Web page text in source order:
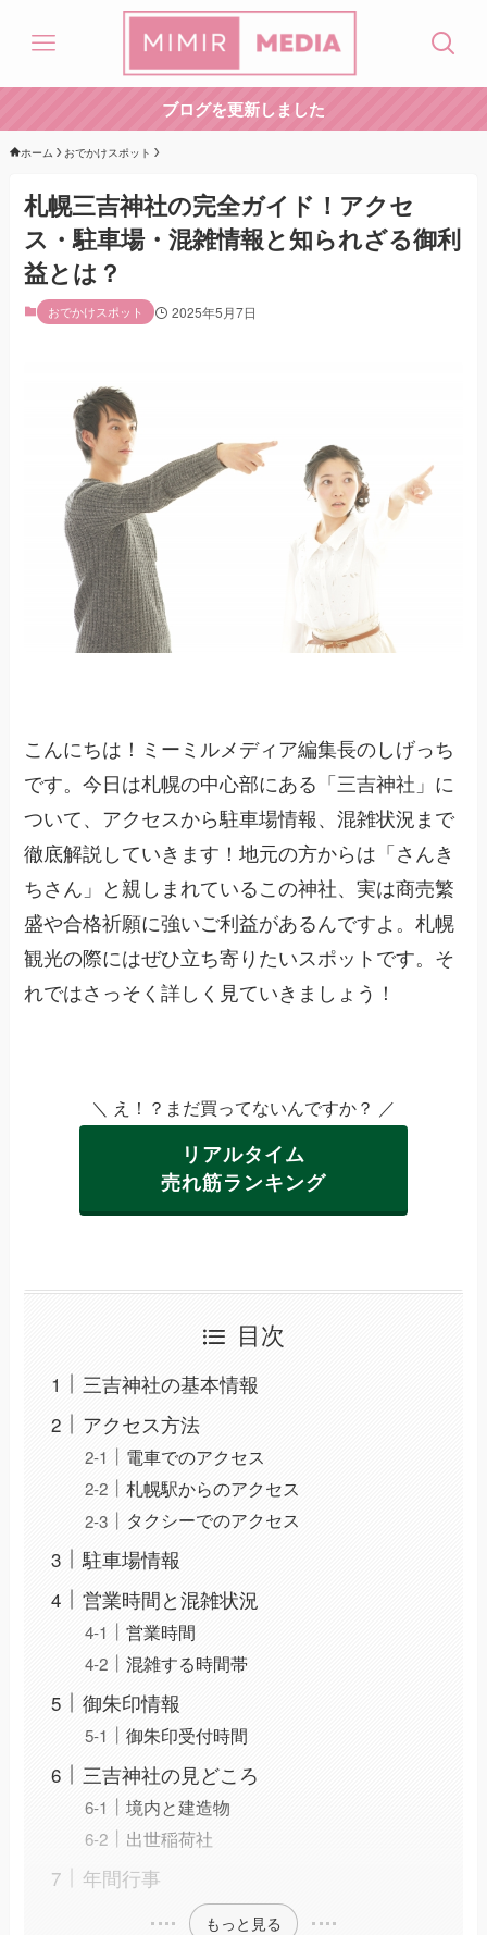
ブログを更新しました
ホーム おでかけスポット
札幌三吉神社の完全ガイド！アクセ
ス・駐車場・混雑情報と知られざる御利
益とは？
おでかけスポット 2025年5月7日
こんにちは！ミーミルメディア編集長のしげっち
です。今日は札幌の中心部にある「三吉神社」に
ついて、アクセスから駐車場情報、混雑状況まで
徹底解説していきます！地元の方からは「さんき
ちさん」と親しまれているこの神社、実は商売繁
盛や合格祈願に強いご利益があるんですよ。札幌
観光の際にはぜひ立ち寄りたいスポットです。そ
れではさっそく詳しく見ていきましょう！
＼ え！？まだ買ってないんですか？ ／
リアルタイム
売れ筋ランキング
目次
三吉神社の基本情報
アクセス方法
電車でのアクセス
札幌駅からのアクセス
タクシーでのアクセス
駐車場情報
営業時間と混雑状況
営業時間
混雑する時間帯
御朱印情報
御朱印受付時間
三吉神社の見どころ
境内と建造物
出世稲荷社
年間行事
もっと見る